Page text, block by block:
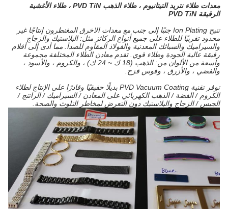
معدات طلاء نتريد التيتانيوم ، طلاء الذهب PVD TiN ، طلاء الأغشية
الرقيقة PVD TiN
تتيح Ion Plating جنبًا إلى جنب مع معدات الاخرق المغنطرون إنتاجًا غير
محدود تقريبًا للطلاء على جميع أنواع الركائز مثل: البلاستيك والزجاج
والسيراميك والسبائك المعدنية والفولاذ المقاوم للصدأ. مما أدى إلى أفلام
رقيقة عالية الجودة وطلاء قوي. تقدم معادن الطلاء المختلفة مجموعة
واسعة من الألوان من: الذهب (18 ك ~ 24 ك) ، والكروم ، والأسود ،
والفضي ، والأزرق ، وقوس قزح.
توفر تقنية PVD Vacuum Coating بديلًا حقيقيًا وقادرًا على الإنتاج لطلاء
الكروم / الفضة / الذهب الكهربائي على المعادن / السيراميك / الراتنج /
الجبس / الزجاج والبلاستيك دون التعرض لمخاطر التلوث والصحة.